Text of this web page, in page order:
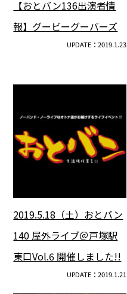
【おとバン136出演者情
報】グービーグーバーズ
UPDATE：2019.1.23
2019.5.18（土）おとバン
140 屋外ライブ＠戸塚駅
東口Vol.6 開催しました!!
UPDATE：2019.1.21